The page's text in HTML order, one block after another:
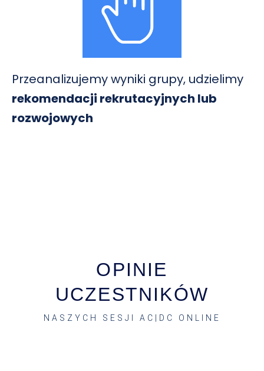
Przeanalizujemy wyniki grupy, udzielimy
rekomendacji rekrutacyjnych lub
rozwojowych
OPINIE
UCZESTNIKÓW
NASZYCH SESJI AC|DC ONLINE